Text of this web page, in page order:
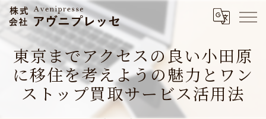
東京までアクセスの良い小田原
に移住を考えようの魅力とワン
ストップ買取サービス活用法